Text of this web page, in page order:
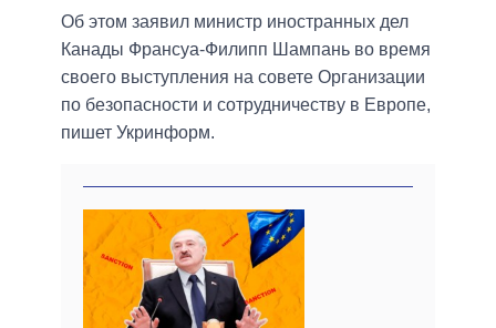
Об этом заявил министр иностранных дел
Канады Франсуа-Филипп Шампань во время
своего выступления на совете Организации
по безопасности и сотрудничеству в Европе,
пишет Укринформ.